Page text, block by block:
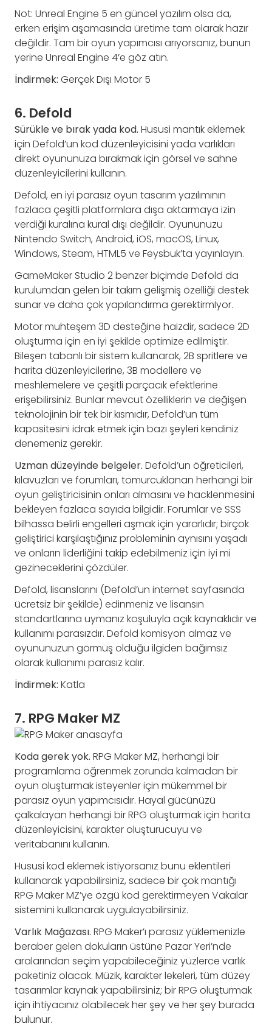
Not: Unreal Engine 5 en güncel yazılım olsa da,
erken erişim aşamasında üretime tam olarak hazır
değildir. Tam bir oyun yapımcısı arıyorsanız, bunun
yerine Unreal Engine 4’e göz atın.
İndirmek: Gerçek Dışı Motor 5
6. Defold
Sürükle ve bırak yada kod. Hususi mantık eklemek
için Defold’un kod düzenleyicisini yada varlıkları
direkt oyununuza bırakmak için görsel ve sahne
düzenleyicilerini kullanın.
Defold, en iyi parasız oyun tasarım yazılımının
fazlaca çeşitli platformlara dışa aktarmaya izin
verdiği kuralına kural dışı değildir. Oyununuzu
Nintendo Switch, Android, iOS, macOS, Linux,
Windows, Steam, HTML5 ve Feysbuk’ta yayınlayın.
GameMaker Studio 2 benzer biçimde Defold da
kurulumdan gelen bir takım gelişmiş özelliği destek
sunar ve daha çok yapılandırma gerektirmİyor.
Motor muhteşem 3D desteğine haizdir, sadece 2D
oluşturma için en iyi şekilde optimize edilmiştir.
Bileşen tabanlı bir sistem kullanarak, 2B spritlere ve
harita düzenleyicilerine, 3B modellere ve
meshlemelere ve çeşitli parçacık efektlerine
erişebilirsiniz. Bunlar mevcut özelliklerin ve değişen
teknolojinin bir tek bir kısmıdır, Defold’un tüm
kapasitesini idrak etmek için bazı şeyleri kendiniz
denemeniz gerekir.
Uzman düzeyinde belgeler. Defold’un öğreticileri,
kılavuzları ve forumları, tomurcuklanan herhangi bir
oyun geliştiricisinin onları almasını ve hacklenmesini
bekleyen fazlaca sayıda bilgidir. Forumlar ve SSS
bilhassa belirli engelleri aşmak için yararlıdır; birçok
geliştirici karşılaştığınız probleminin aynısını yaşadı
ve onların liderliğini takip edebilmeniz için iyi mi
gezineceklerini çözdüler.
Defold, lisanslarını (Defold’un internet sayfasında
ücretsiz bir şekilde) edinmeniz ve lisansın
standartlarına uymanız koşuluyla açık kaynaklıdır ve
kullanımı parasızdır. Defold komisyon almaz ve
oyununuzun görmüş olduğu ilgiden bağımsız
olarak kullanımı parasız kalır.
İndirmek: Katla
7. RPG Maker MZ
Koda gerek yok. RPG Maker MZ, herhangi bir
programlama öğrenmek zorunda kalmadan bir
oyun oluşturmak isteyenler için mükemmel bir
parasız oyun yapımcısıdır. Hayal gücünüzü
çalkalayan herhangi bir RPG oluşturmak için harita
düzenleyicisini, karakter oluşturucuyu ve
veritabanını kullanın.
Hususi kod eklemek istiyorsanız bunu eklentileri
kullanarak yapabilirsiniz, sadece bir çok mantığı
RPG Maker MZ’ye özgü kod gerektirmeyen Vakalar
sistemini kullanarak uygulayabilirsiniz.
Varlık Mağazası. RPG Maker’ı parasız yüklemenizle
beraber gelen dokuların üstüne Pazar Yeri’nde
aralarından seçim yapabileceğiniz yüzlerce varlık
paketiniz olacak. Müzik, karakter lekeleri, tüm düzey
tasarımlar kaynak yapabilirsiniz; bir RPG oluşturmak
için ihtiyacınız olabilecek her şey ve her şey burada
bulunur.